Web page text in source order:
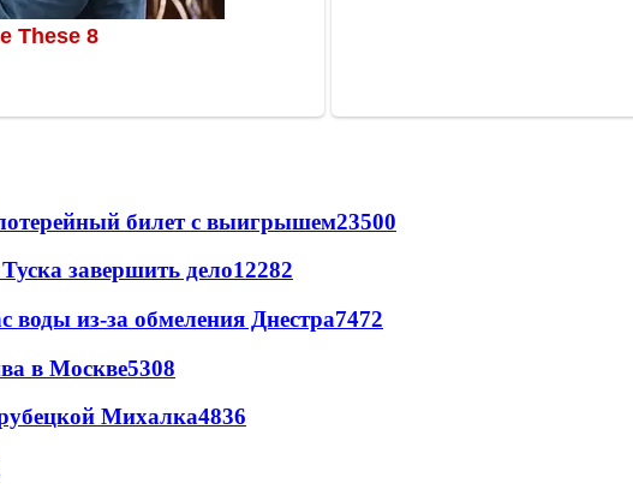
билет с выигрышем23500
завершить дело12282
воды из-за обмеления Днестра7472
в Москве5308
Михалка4836